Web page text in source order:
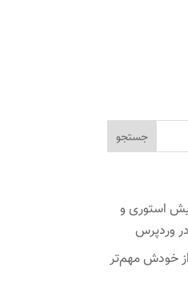
استوری و
وردپرس
خودش مهم‌تر